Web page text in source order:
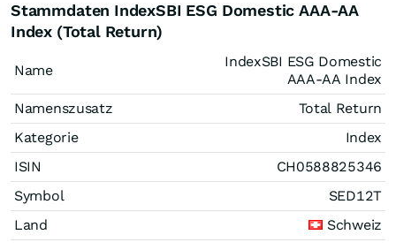
Stammdaten IndexSBI ESG Domestic AAA-AA
Index (Total Return)
Name
IndexSBI ESG Domestic
AAA-AA Index
Namenszusatz
Total Return
Kategorie
Index
ISIN
CH0588825346
Symbol
SED12T
Land
Schweiz